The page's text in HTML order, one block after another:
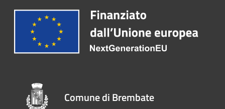
Comune di Brembate